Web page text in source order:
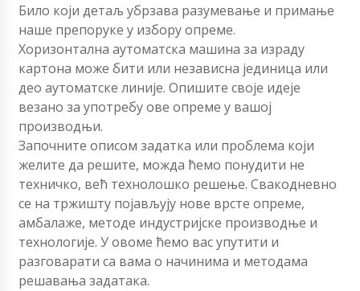
Било који детаљ убрзава разумевање и примање
наше препоруке у избору опреме.
Хоризонтална аутоматска машина за израду
картона може бити или независна јединица или
део аутоматске линије. Опишите своје идеје
везано за употребу ове опреме у вашој
производњи.
Започните описом задатка или проблема који
желите да решите, можда ћемо понудити не
техничко, већ технолошко решење. Свакодневно
се на тржишту појављују нове врсте опреме,
амбалаже, методе индустријске производње и
технологије. У овоме ћемо вас упутити и
разговарати са вама о начинима и методама
решавања задатака.